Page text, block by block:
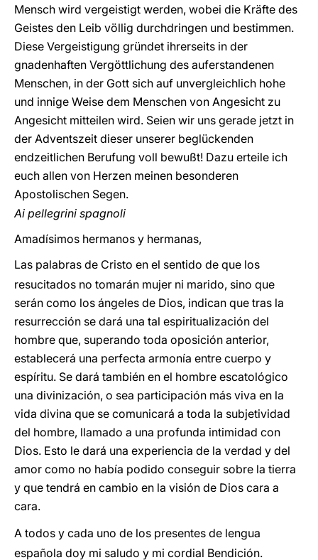
Mensch wird vergeistigt werden, wobei die Kräfte des
Geistes den Leib völlig durchdringen und bestimmen.
Diese Vergeistigung gründet ihrerseits in der
gnadenhaften Vergöttlichung des auferstandenen
Menschen, in der Gott sich auf unvergleichlich hohe
und innige Weise dem Menschen von Angesicht zu
Angesicht mitteilen wird. Seien wir uns gerade jetzt in
der Adventszeit dieser unserer beglückenden
endzeitlichen Berufung voll bewußt! Dazu erteile ich
euch allen von Herzen meinen besonderen
Apostolischen Segen.
Ai pellegrini spagnoli
Amadísimos hermanos y hermanas,
Las palabras de Cristo en el sentido de que los
resucitados no tomarán mujer ni marido, sino que
serán como los ángeles de Dios, indican que tras la
resurrección se dará una tal espiritualización del
hombre que, superando toda oposición anterior,
establecerá una perfecta armonía entre cuerpo y
espíritu. Se dará también en el hombre escatológico
una divinización, o sea participación más viva en la
vida divina que se comunicará a toda la subjetividad
del hombre, llamado a una profunda intimidad con
Dios. Esto le dará una experiencia de la verdad y del
amor como no había podido conseguir sobre la tierra
y que tendrá en cambio en la visión de Dios cara a
cara.
A todos y cada uno de los presentes de lengua
española doy mi saludo y mi cordial Bendición.